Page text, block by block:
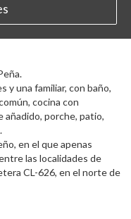
y una familiar, con baño,
cocina con
añadido, porche, patio,
en el que apenas
las localidades de
CL-626, en el norte de